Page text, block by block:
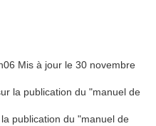
Mis à jour le 30 novembre
publication du "manuel de